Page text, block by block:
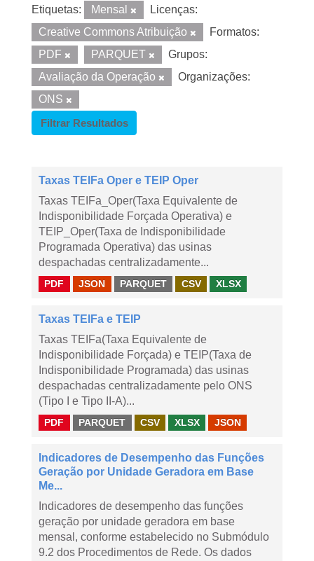
Etiquetas: Mensal
Licenças:
Creative Commons Atribuição
Formatos:
PDF
PARQUET
Grupos:
Avaliação da Operação
Organizações:
ONS
Filtrar Resultados
Taxas TEIFa Oper e TEIP Oper
Taxas TEIFa_Oper(Taxa Equivalente de
Indisponibilidade Forçada Operativa) e
TEIP_Oper(Taxa de Indisponibilidade
Programada Operativa) das usinas
despachadas centralizadamente...
PDF JSON PARQUET CSV XLSX
Taxas TEIFa e TEIP
Taxas TEIFa(Taxa Equivalente de
Indisponibilidade Forçada) e TEIP(Taxa de
Indisponibilidade Programada) das usinas
despachadas centralizadamente pelo ONS
(Tipo I e Tipo II-A)...
PDF PARQUET CSV XLSX JSON
Indicadores de Desempenho das Funções
Geração por Unidade Geradora em Base
Me...
Indicadores de desempenho das funções
geração por unidade geradora em base
mensal, conforme estabelecido no Submódulo
9.2 dos Procedimentos de Rede. Os dados